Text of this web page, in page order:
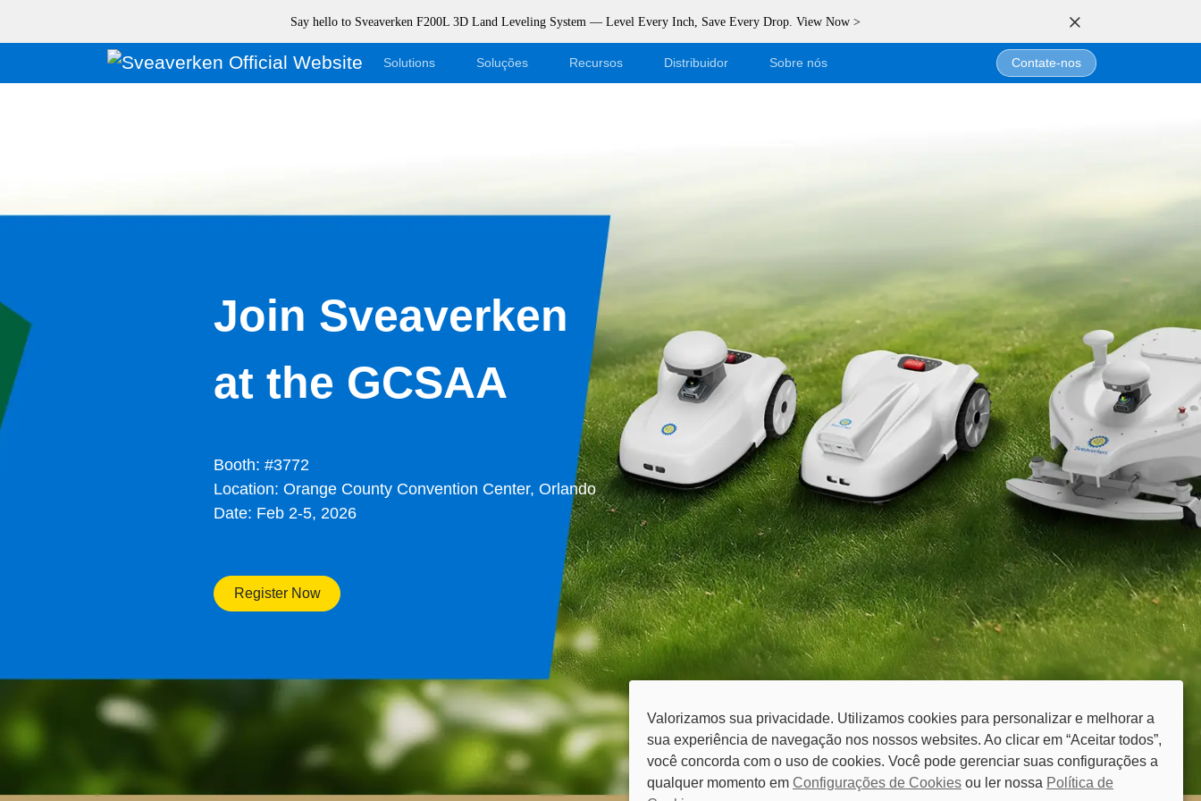
Say hello to Sveaverken F200L 3D Land Leveling System — Level Every Inch, Save Every Drop. View Now >
Solutions Soluções Recursos
Apoiar
Download
Distribuidor Sobre nós Contate-nos
Join Sveaverken
at the GCSAA
Booth: #3772
Location: Orange County Convention Center, Orlando
Date: Feb 2-5, 2026
Register Now
Valorizamos sua privacidade. Utilizamos cookies para personalizar e melhorar a
sua experiência de navegação nos nossos websites. Ao clicar em “Aceitar todos”,
você concorda com o uso de cookies. Você pode gerenciar suas configurações a
qualquer momento em Configurações de Cookies ou ler nossa Política de